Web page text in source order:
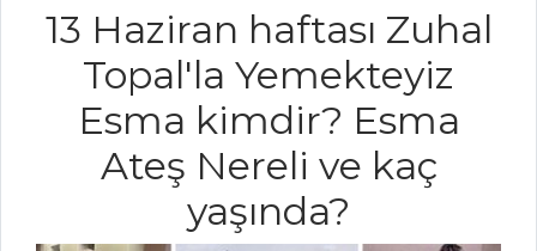
Şehzade Kebabı
SARIMSAKLI VE
ACILI GURME
KARİDES KAVURMA
ISPANAKLI
PATATES PÜRESİ
YATAĞINDA KUZU
PİRZOLA
13 Haziran haftası Zuhal
Topal'la Yemekteyiz
Esma kimdir? Esma
Ateş Nereli ve kaç
yaşında?